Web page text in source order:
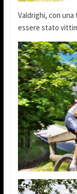
Valdrighi, con
essere stato